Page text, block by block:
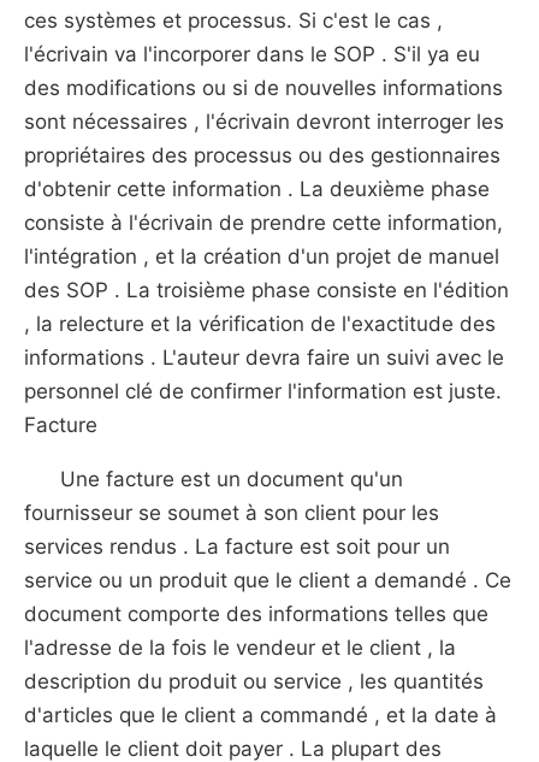
ces systèmes et processus. Si c'est le cas ,
l'écrivain va l'incorporer dans le SOP . S'il ya eu
des modifications ou si de nouvelles informations
sont nécessaires , l'écrivain devront interroger les
propriétaires des processus ou des gestionnaires
d'obtenir cette information . La deuxième phase
consiste à l'écrivain de prendre cette information,
l'intégration , et la création d'un projet de manuel
des SOP . La troisième phase consiste en l'édition
, la relecture et la vérification de l'exactitude des
informations . L'auteur devra faire un suivi avec le
personnel clé de confirmer l'information est juste.
Facture
Une facture est un document qu'un
fournisseur se soumet à son client pour les
services rendus . La facture est soit pour un
service ou un produit que le client a demandé . Ce
document comporte des informations telles que
l'adresse de la fois le vendeur et le client , la
description du produit ou service , les quantités
d'articles que le client a commandé , et la date à
laquelle le client doit payer . La plupart des